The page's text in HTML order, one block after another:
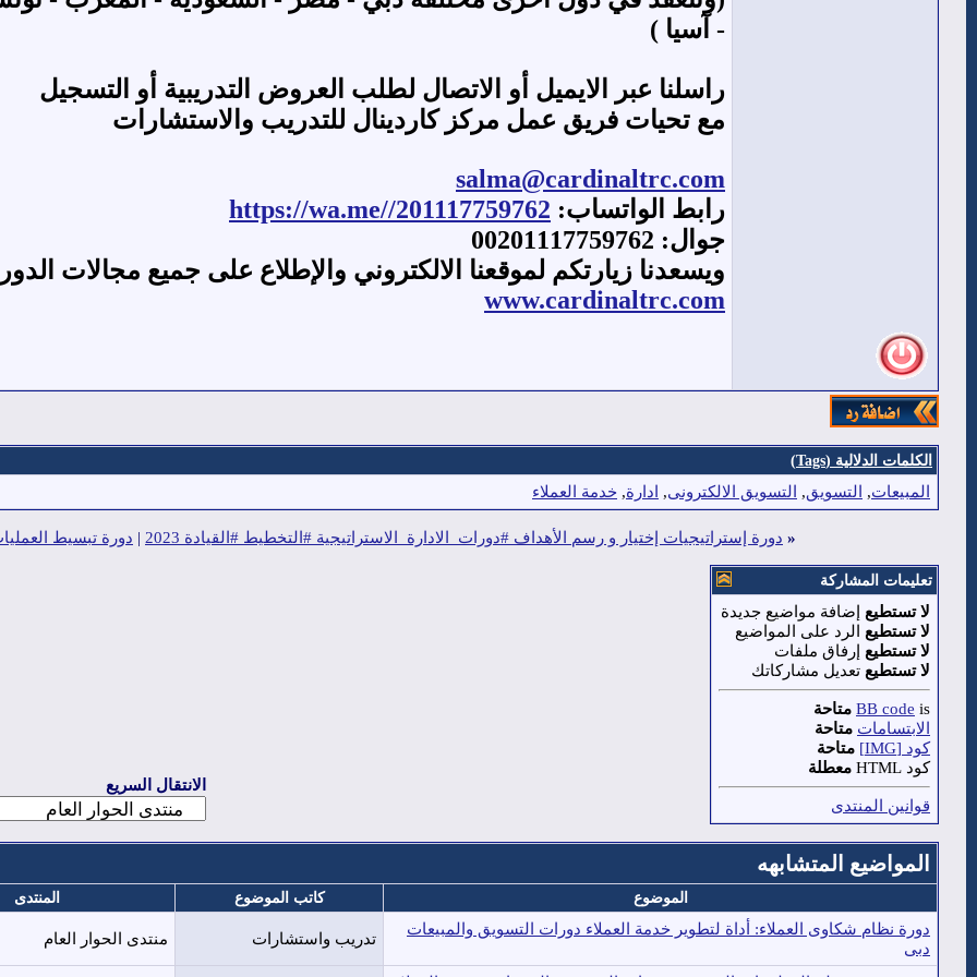
- آسيا )
راسلنا عبر الايميل أو الاتصال لطلب العروض التدريبية أو التسجيل
مع تحيات فريق عمل مركز كاردينال للتدريب والاستشارات
salma@cardinaltrc.com
رابط الواتساب: https://wa.me//201117759762
جوال: 00201117759762
ويسعدنا زيارتكم لموقعنا الالكتروني والإطلاع على جميع مجالات
www.cardinaltrc.com
الكلمات الدلالية (Tags)
المبيعات, التسويق, التسويق الالكترونى, ادارة, خدمة العملاء
« دورة إستراتيجيات إختيار و رسم الأهداف #دورات_الادارة_الاستراتيجية #التخطيط #القيادة 2023 | دورة تبسيط
تعليمات المشاركة
لا تستطيع إضافة مواضيع جديدة
لا تستطيع الرد على المواضيع
لا تستطيع إرفاق ملفات
لا تستطيع تعديل مشاركاتك
BB code is
متاحة
الابتسامات متاحة
كود [IMG]
متاحة
كود HTML
معطلة
قوانين المنتدى
الانتقال السريع
المواضيع المتشابهه
الموضوع كاتب الموضوع المنتدى
دورة نظام شكاوى العملاء: أداة لتطوير خدمة العملاء دورات التسويق والمبيعات
دبى
تدريب واستشارات منتدى الحوار العام